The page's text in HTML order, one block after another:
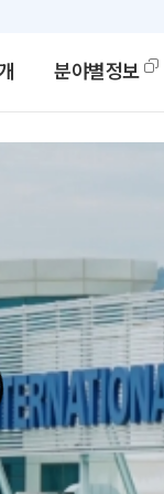
분야별정보